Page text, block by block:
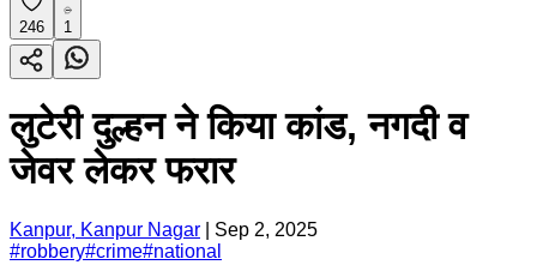
246 1
लुटेरी दुल्हन ने किया कांड, नगदी व
जेवर लेकर फरार
Kanpur, Kanpur Nagar
Sep 2, 2025
#robbery#crime#national